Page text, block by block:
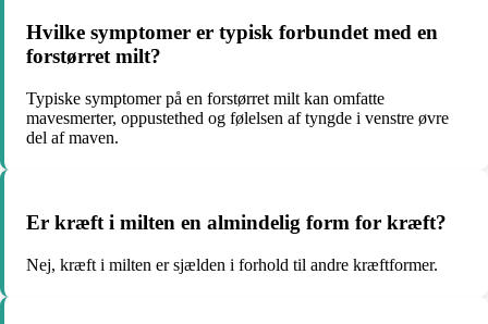
Hvilke symptomer er typisk forbundet med en
forstørret milt?
Typiske symptomer på en forstørret milt kan omfatte
mavesmerter, oppustethed og følelsen af tyngde i venstre øvre
del af maven.
Er kræft i milten en almindelig form for kræft?
Nej, kræft i milten er sjælden i forhold til andre kræftformer.